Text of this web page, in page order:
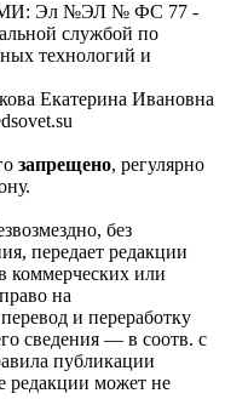
СМИ: Эл №ЭЛ № ФС 77 -
службой по
технологий и
Екатерина Ивановна
запрещено, регулярно
без
передает редакции
коммерческих или
на
и переработку
сведения — в соотв. с
публикации
редакции может не